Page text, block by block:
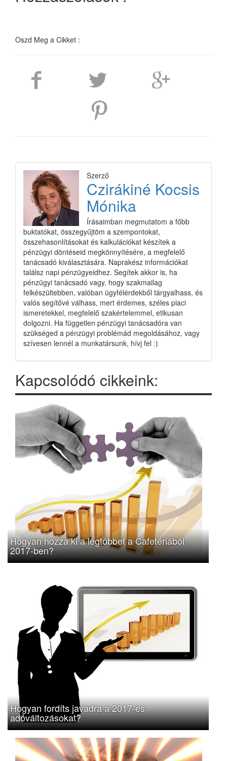
Oszd Meg a Cikket :
Szerző
Czirákiné Kocsis
Mónika
Írásaimban megmutatom a főbb
buktatókat, összegyűjtöm a szempontokat,
összehasonlításokat és kalkulációkat készítek a
pénzügyi döntéseid megkönnyítésére, a megfelelő
tanácsadó kiválasztására. Naprakész információkat
találsz napi pénzügyeidhez. Segítek akkor is, ha
pénzügyi tanácsadó vagy, hogy szakmailag
felkészültebben, valóban ügyfélérdekből tárgyalhass, és
valós segítővé válhass, mert érdemes, széles piaci
ismeretekkel, megfelelő szakértelemmel, etikusan
dolgozni. Ha független pénzügyi tanácsadóra van
szükséged a pénzügyi problémád megoldásához, vagy
szívesen lennél a munkatársunk, hívj fel :)
Kapcsolódó cikkeink:
Hogyan hozza ki a legtöbbet a Cafetériából
2017-ben?
Hogyan fordíts javadra a 2017-es
adóváltozásokat?